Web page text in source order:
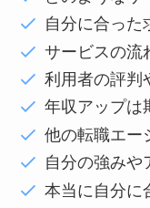
自分に合った
サービスの流
利用者の評判
年収アップは
他の転職エー
自分の強みや
本当に自分に